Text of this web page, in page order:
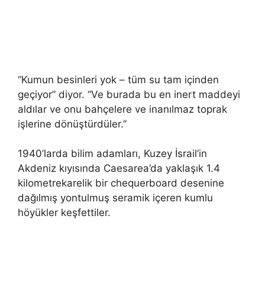
“Kumun besinleri yok – tüm su tam içinden
geçiyor” diyor. “Ve burada bu en inert maddeyi
aldılar ve onu bahçelere ve inanılmaz toprak
işlerine dönüştürdüler.”
1940’larda bilim adamları, Kuzey İsrail’in
Akdeniz kıyısında Caesarea’da yaklaşık 1.4
kilometrekarelik bir chequerboard desenine
dağılmış yontulmuş seramik içeren kumlu
höyükler keşfettiler.